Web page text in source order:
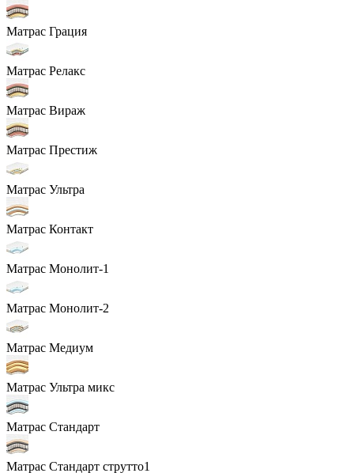
Матрас Грация
Матрас Релакс
Матрас Вираж
Матрас Престиж
Матрас Ультра
Матрас Контакт
Матрас Монолит-1
Матрас Монолит-2
Матрас Медиум
Матрас Ультра микс
Матрас Стандарт
Матрас Стандарт струтто1